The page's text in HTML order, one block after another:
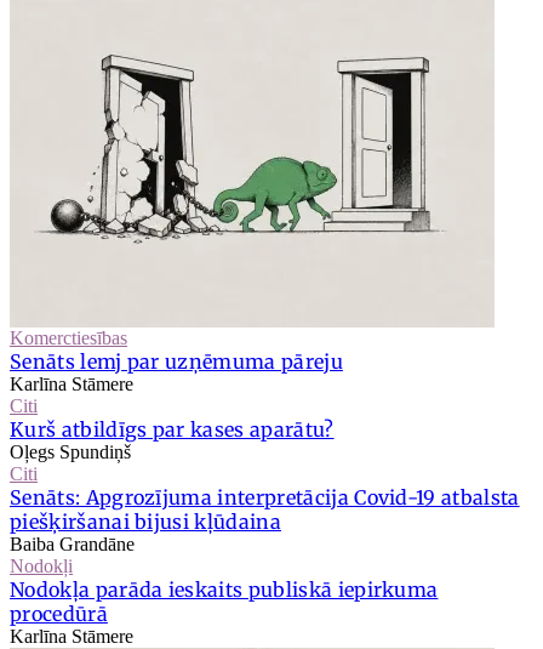
Komerctiesības
Senāts lemj par uzņēmuma pāreju
Karlīna Stāmere
Citi
Kurš atbildīgs par kases aparātu?
Oļegs Spundiņš
Citi
Senāts: Apgrozījuma interpretācija Covid-19 atbalsta
piešķiršanai bijusi kļūdaina
Baiba Grandāne
Nodokļi
Nodokļa parāda ieskaits publiskā iepirkuma
procedūrā
Karlīna Stāmere